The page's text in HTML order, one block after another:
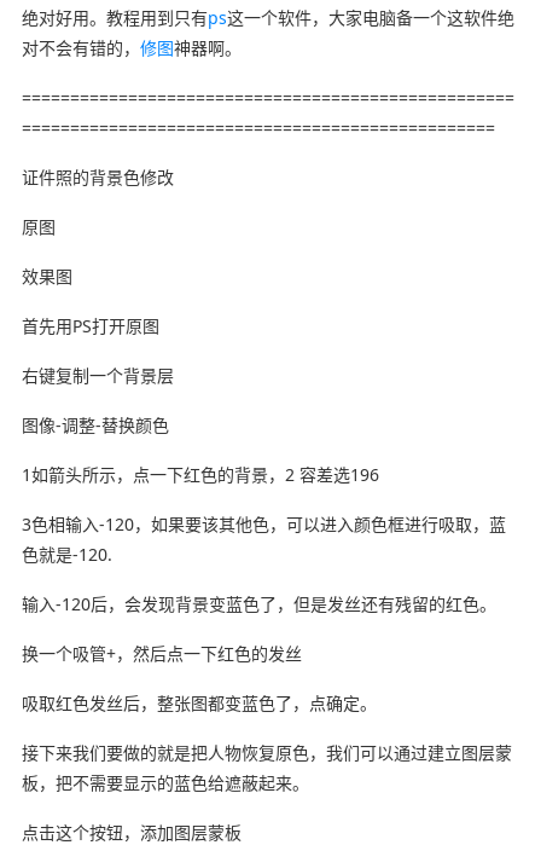
绝对好用。教程用到只有ps这一个软件，大家电脑备一个这软件绝
对不会有错的， 修图神器啊。
===================================================
=================================================
证件照的背景色修改
原图
效果图
首先用PS打开原图
右键复制一个背景层
图像-调整-替换颜色
1如箭头所示，点一下红色的背景，2 容差选196
3色相输入-120，如果要该其他色，可以进入颜色框进行吸取，蓝
色就是-120.
输入-120后，会发现背景变蓝色了，但是发丝还有残留的红色。
换一个吸管+，然后点一下红色的发丝
吸取红色发丝后，整张图都变蓝色了，点确定。
接下来我们要做的就是把人物恢复原色，我们可以通过建立图层蒙
板，把不需要显示的蓝色给遮蔽起来。
点击这个按钮，添加图层蒙板